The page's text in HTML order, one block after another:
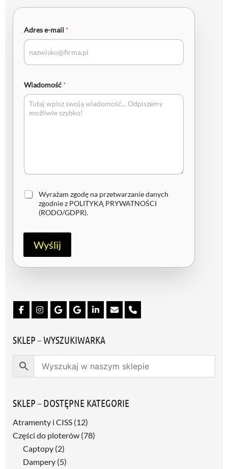
Adres e-mail *
Wiadomość *
Z
Wyrażam zgodę na przetwarzanie danych
zgodnie z POLITYKĄ PRYWATNOŚCI
(RODO/GDPR).
Wyślij
SKLEP – WYSZUKIWARKA
SKLEP – DOSTĘPNE KATEGORIE
Atramenty i CISS (12)
Części do ploterów (78)
Captopy (2)
Dampery (5)